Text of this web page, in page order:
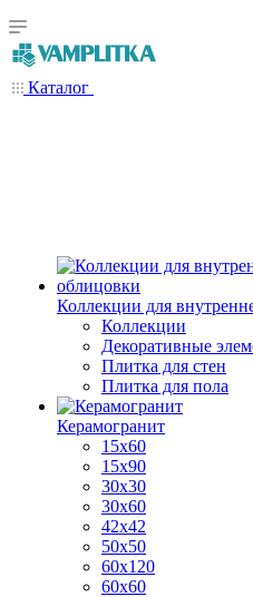
Каталог
Коллекции для
Коллекции
Декоративные
Плитка для стен
Плитка для пола
Керамогранит
15х60
15x90
30х30
30х60
42х42
50х50
60х120
60х60